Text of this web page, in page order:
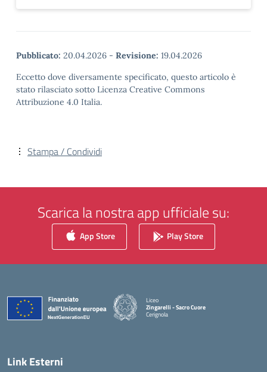
Pubblicato: 20.04.2026 - Revisione: 19.04.2026
Eccetto dove diversamente specificato, questo articolo è
stato rilasciato sotto Licenza Creative Commons
Attribuzione 4.0 Italia.
Stampa / Condividi
Scarica la nostra app ufficiale su:
App Store Play Store
Liceo
Zingarelli - Sacro Cuore
Cerignola
— Visita la pagina iniziale della scuola
Link Esterni